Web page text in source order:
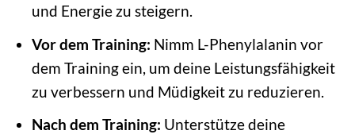
und Energie zu steigern.
Vor dem Training: Nimm L-Phenylalanin vor
dem Training ein, um deine Leistungsfähigkeit
zu verbessern und Müdigkeit zu reduzieren.
Nach dem Training: Unterstütze deine